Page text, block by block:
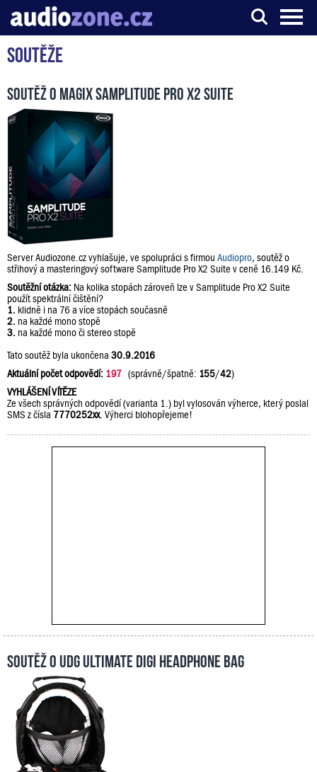
Server o digitálním zpracování zvuku
Soutěže
Soutěž o Magix Samplitude Pro X2 Suite
Server Audiozone.cz vyhlašuje, ve spolupráci s firmou Audiopro, soutěž o
střihový a masteringový software Samplitude Pro X2 Suite v ceně 16.149 Kč.
Soutěžní otázka: Na kolika stopách zároveň lze v Samplitude Pro X2 Suite
použít spektrální čištění?
1. klidně i na 76 a více stopách současně
2. na každé mono stopě
3. na každé mono či stereo stopě
Tato soutěž byla ukončena 30.9.2016
Aktuální počet odpovědí: 197 (správně/špatně: 155/42)
VYHLÁŠENÍ VÍTĚZE
Ze všech správných odpovědí (varianta 1.) byl vylosován výherce, který poslal
SMS z čísla 7770252xx. Výherci blohopřejeme!
Soutěž o UDG Ultimate DIGI Headphone Bag